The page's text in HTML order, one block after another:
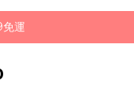
運